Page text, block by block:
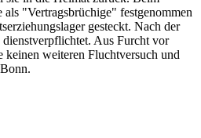
als "Vertragsbrüchige" festgenommen
gesteckt. Nach der
Aus Furcht vor
keinen weiteren Fluchtversuch und